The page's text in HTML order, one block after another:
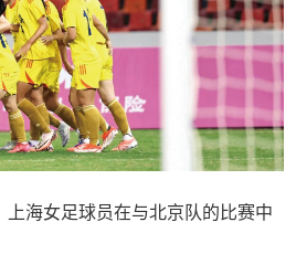
上海女足球员在与北京队的比赛中